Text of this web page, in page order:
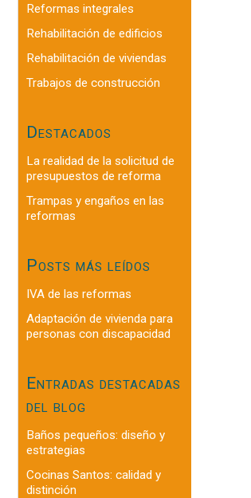
Reformas integrales
Rehabilitación de edificios
Rehabilitación de viviendas
Trabajos de construcción
Destacados
La realidad de la solicitud de
presupuestos de reforma
Trampas y engaños en las
reformas
Posts más leídos
IVA de las reformas
Adaptación de vivienda para
personas con discapacidad
Entradas destacadas
del blog
Baños pequeños: diseño y
estrategias
Cocinas Santos: calidad y
distinción